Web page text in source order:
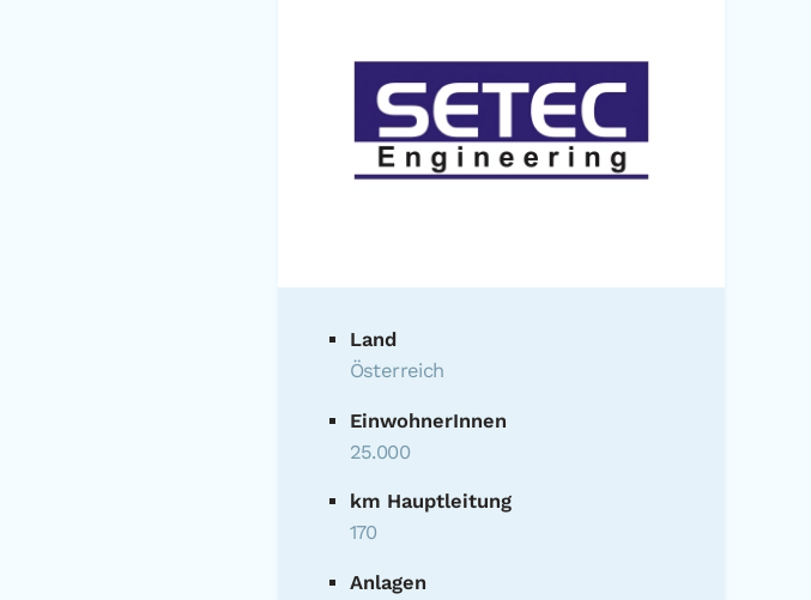
Land
Österreich
EinwohnerInnen
25.000
km Hauptleitung
170
Anlagen